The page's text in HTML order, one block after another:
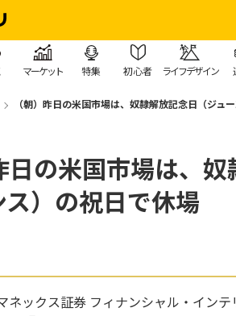
マーケット 特集 初心者 ライフデザイン
（朝）昨日の米国市場は、奴隷解放記念日（ジュ
日の米国市場は、
ス）の祝日で休場
ネックス証券 フィナンシャル・インテ